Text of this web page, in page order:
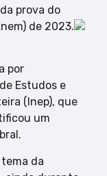
prova do
de 2023.
por
Estudos e
(Inep), que
um
da